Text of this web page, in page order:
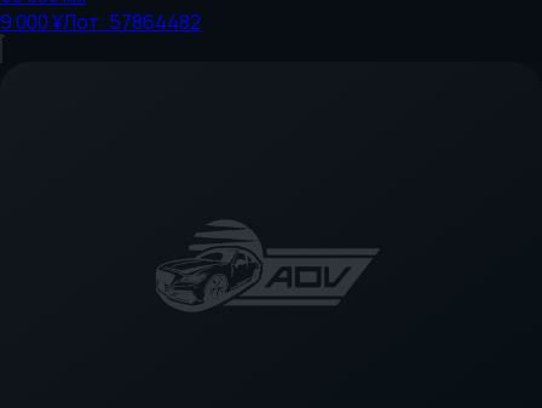
9 000 ¥Лот: 57864482